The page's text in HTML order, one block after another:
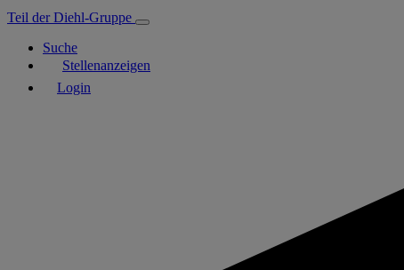
Teil der Diehl-Gruppe
Suche
Stellenanzeigen
Login